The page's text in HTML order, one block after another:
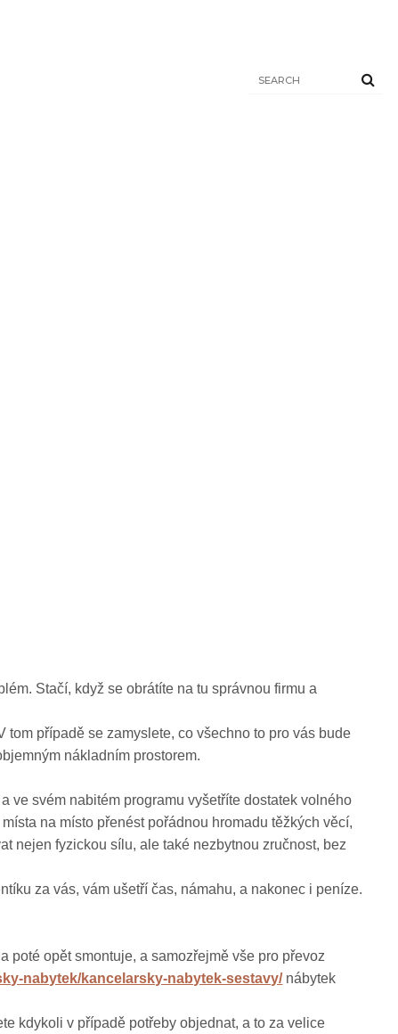
Stačí, když se obrátíte na tu správnou firmu a
případě se zamyslete, co všechno to pro vás bude
nákladním prostorem.
ve svém nabitém programu vyšetříte dostatek volného
na místo přenést pořádnou hromadu těžkých věcí,
nejen fyzickou sílu, ale také nezbytnou zručnost, bez
za vás, vám ušetří čas, námahu, a nakonec i peníze.
poté opět smontuje, a samozřejmě vše pro převoz
nabytek/kancelarsky-nabytek-sestavy/nábytek
kdykoli v případě potřeby objednat, a to za velice